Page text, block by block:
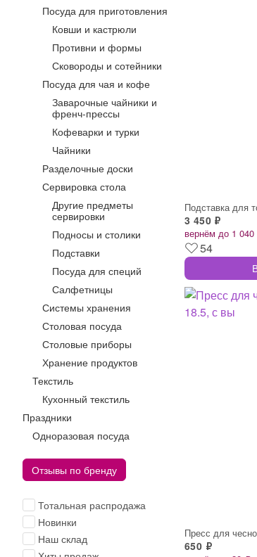
Посуда для приготовления
Ковши и кастрюли
Противни и формы
Сковороды и сотейники
Посуда для чая и кофе
Заварочные чайники и
френч-прессы
Кофеварки и турки
Чайники
Разделочные доски
Сервировка стола
Другие предметы
сервировки
Подносы и столики
Подставки
Посуда для специй
Салфетницы
Системы хранения
Столовая посуда
Столовые приборы
Хранение продуктов
Текстиль
Кухонный текстиль
Праздники
Одноразовая посуда
Отзывы по бренду
Тотальная распродажа
Новинки
Наш склад
Подставка для
3 450 ₽
вернём до 1
54
Пресс для
650 ₽